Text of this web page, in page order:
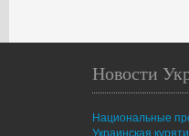
Новости
Национальные
Украинская